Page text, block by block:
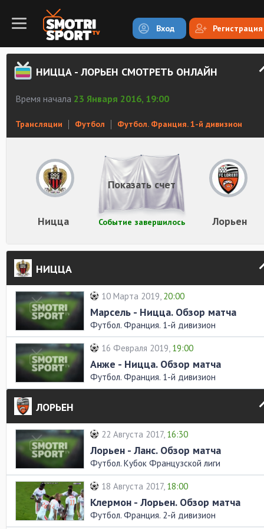
Вход Регистрация
НИЦЦА - ЛОРЬЕН СМОТРЕТЬ ОНЛАЙН
Время начала 23 Января 2016, 19:00
Трансляции Футбол Футбол. Франция. 1-й дивизион
Ницца Лорьен
Событие завершилось
Показать счет
НИЦЦА
10 Марта 2019, 20:00
Марсель - Ницца. Обзор матча
Футбол. Франция. 1-й дивизион
16 Февраля 2019, 19:00
Анже - Ницца. Обзор матча
Футбол. Франция. 1-й дивизион
ЛОРЬЕН
22 Августа 2017, 16:30
Лорьен - Ланс. Обзор матча
Футбол. Кубок Французской лиги
18 Августа 2017, 18:00
Клермон - Лорьен. Обзор матча
Футбол. Франция. 2-й дивизион